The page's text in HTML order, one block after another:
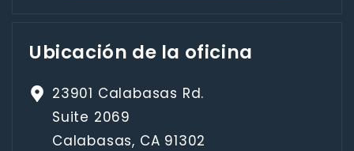
Ubicación de la oficina
23901 Calabasas Rd.
Suite 2069
Calabasas, CA 91302